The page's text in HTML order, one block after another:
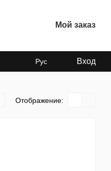
Мой заказ
Рус Вход
Отображение: